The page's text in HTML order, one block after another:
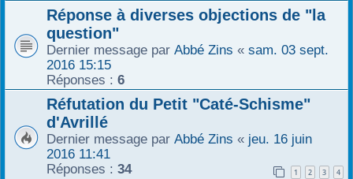
Réponse à diverses objections de "la
question"
Dernier message par Abbé Zins « sam. 03 sept.
2016 15:15
Réponses : 6
Réfutation du Petit "Caté-Schisme"
d'Avrillé
Dernier message par Abbé Zins « jeu. 16 juin
2016 11:41
Réponses : 34 1 2 3 4